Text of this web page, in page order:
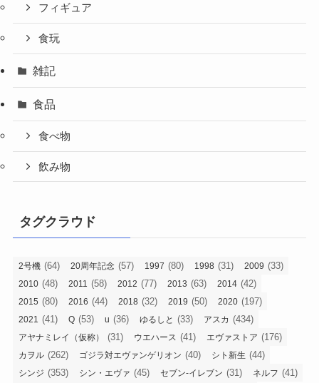
フィギュア
食玩
雑記
食品
食べ物
飲み物
タグクラウド
2号機 (64) 20周年記念 (57) 1997 (80) 1998 (31) 2009 (33)
2010 (48) 2011 (58) 2012 (77) 2013 (63) 2014 (42)
2015 (80) 2016 (44) 2018 (32) 2019 (50) 2020 (197)
2021 (41) Q (53) u (36) ゆるしと (33) アスカ (434)
アヤナミレイ（仮称） (31) ウエハース (41) エヴァストア (176)
カヲル (262) ゴジラ対エヴァンゲリオン (40) シト新生 (44)
シンジ (353) シン・エヴァ (45) セブン-イレブン (31) ネルフ (41)